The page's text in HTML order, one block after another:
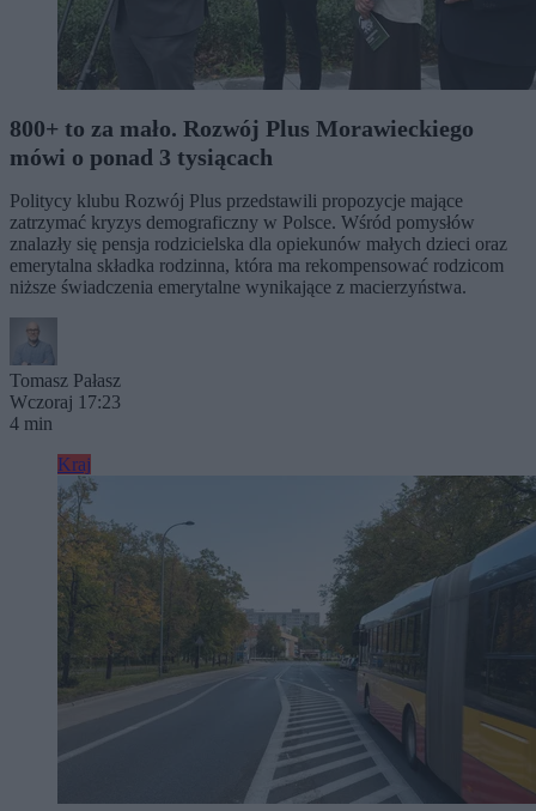
800+ to za mało. Rozwój Plus Morawieckiego
mówi o ponad 3 tysiącach
Politycy klubu Rozwój Plus przedstawili propozycje mające
zatrzymać kryzys demograficzny w Polsce. Wśród pomysłów
znalazły się pensja rodzicielska dla opiekunów małych dzieci oraz
emerytalna składka rodzinna, która ma rekompensować rodzicom
niższe świadczenia emerytalne wynikające z macierzyństwa.
Tomasz Pałasz
Wczoraj 17:23
4 min
Kraj